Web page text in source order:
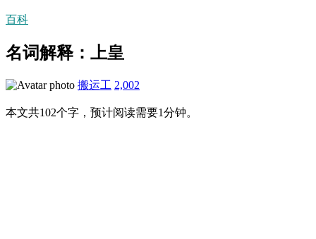
百科
名词解释：上皇
搬运工 2,002
本文共102个字，预计阅读需要1分钟。